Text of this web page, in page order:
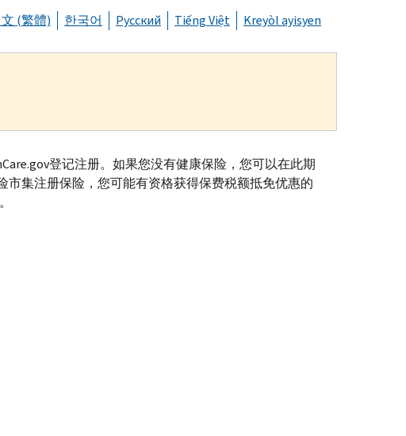
(繁體) 한국어 Русский Tiếng Việt Kreyòl ayisyen
登记注册。如果您没有健康保险，您可以在此期
集注册保险，您可能有资格获得保费税额抵免优惠的